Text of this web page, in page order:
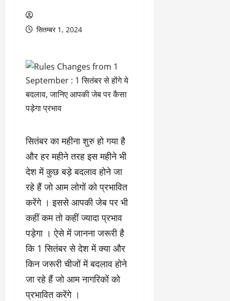
सितम्बर 1, 2024
सितंबर का महीना शुरु हो गया है
और हर महीने तरह इस महीने भी
देश में कुछ बड़े बदलाव होने जा
रहे हैं जो आम लोगों को प्रभावित
करेंगे । इससे आपकी जेब पर भी
कहीं कम तो कहीं ज्यादा प्रभाव
पड़ेगा । ऐसे में जानना जरूरी है
कि 1 सितंबर से देश में क्या और
किन जरूरी चीजों में बदलाव होने
जा रहे हैं जो आम नागरिकों को
प्रभावित करेंगे ।